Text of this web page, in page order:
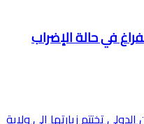
في حالة الإضراب